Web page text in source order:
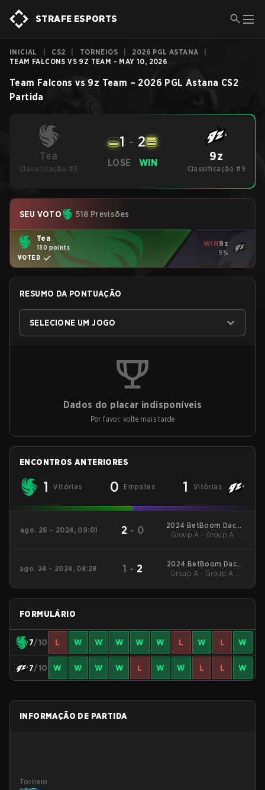
STRAFE ESPORTS
INICIAL CS2 TORNEIOS 2026 PGL ASTANA
TEAM FALCONS VS 9Z TEAM - MAY 10, 2026
Team Falcons vs 9z Team – 2026 PGL Astana CS2
Partida
Tea
Classificação #3
LOSE
1 - 2
WIN 9z
Classificação #9
SEU VOTO 518 Previsões
Tea
130 points
VOTED
WIN9z
5%
RESUMO DA PONTUAÇÃO
SELECIONE UM JOGO
Dados do placar indisponíveis
Por favor, volte mais tarde
ENCONTROS ANTERIORES
1 Vitórias 0 Empates 1 Vitórias
ago. 26 - 2024, 09:01 2 - 0
2024 BetBoom Dacha
Belgrade #2
Group A - Group A LB
ago. 24 - 2024, 08:28 1 - 2
2024 BetBoom Dacha
Belgrade #2
Group A - Group A UB
FORMULÁRIO
7/10 L W W W W W L W L W
7/10 W W W W L W W L L W
INFORMAÇÃO DE PARTIDA
Torneio